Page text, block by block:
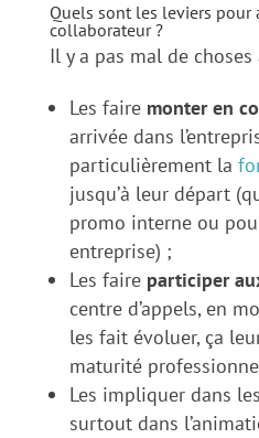
Quels sont les leviers pour
collaborateur ?
Il y a pas mal de
Les faire monter en
arrivée dans
particulièrement la
jusqu’à leur départ
promo interne ou
entreprise) ;
Les faire participer
centre d’appels, en
les fait évoluer, ça
maturité
Les impliquer dans
surtout dans